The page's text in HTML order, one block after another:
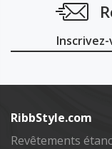
RibbStyle.com
Revêtements